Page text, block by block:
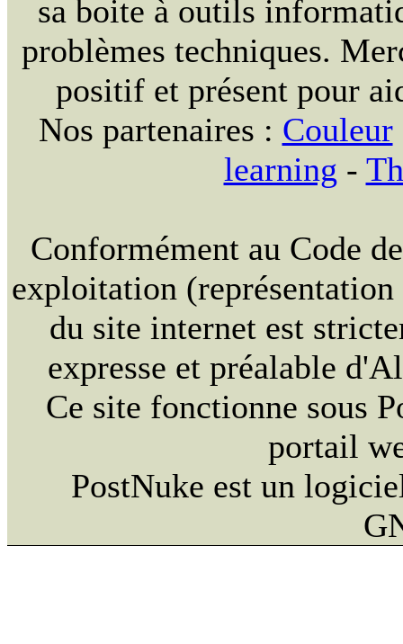
sa boite à outils
problèmes techniques.
positif et présent pour
Nos partenaires : Couleur
learning -
Conformément au Code
exploitation
du site internet est
expresse et préalable
Ce site fonctionne sous
portail
PostNuke est un